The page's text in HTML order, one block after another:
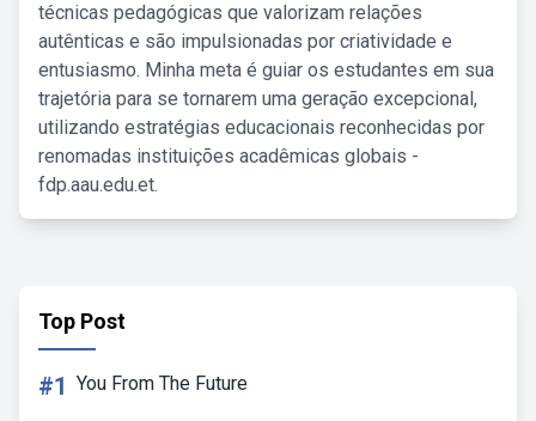
técnicas pedagógicas que valorizam relações
autênticas e são impulsionadas por criatividade e
entusiasmo. Minha meta é guiar os estudantes em sua
trajetória para se tornarem uma geração excepcional,
utilizando estratégias educacionais reconhecidas por
renomadas instituições acadêmicas globais -
fdp.aau.edu.et.
Top Post
#1 You From The Future